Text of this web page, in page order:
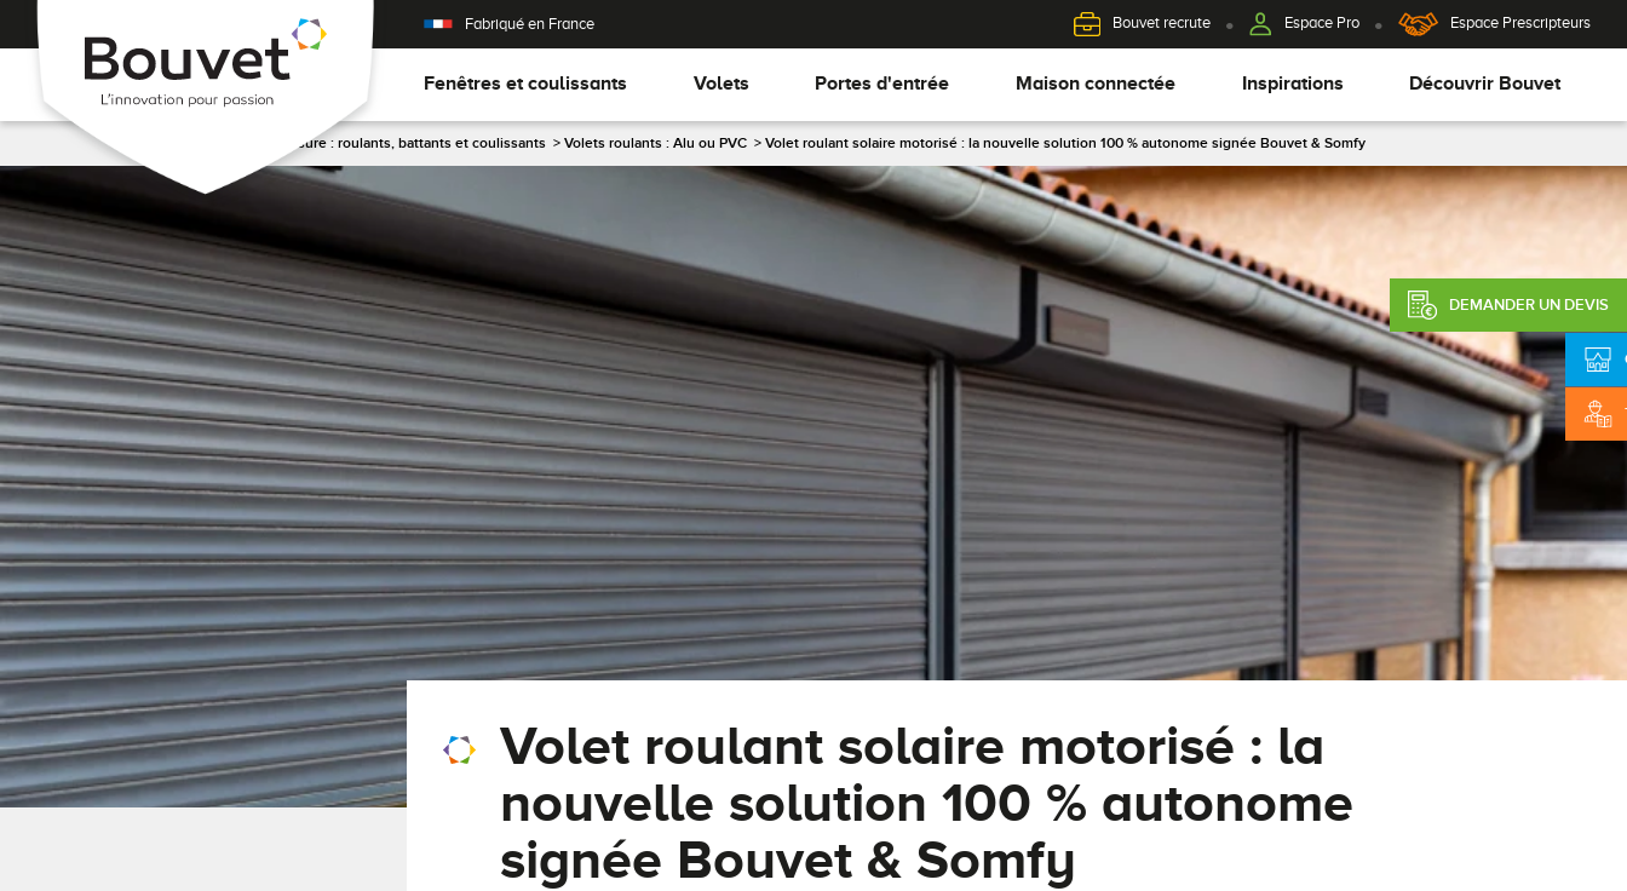
Fabriqué en France Bouvet recrute Espace Pro Espace Prescripteurs
Fenêtres et coulissants Volets Portes d'entrée Maison connectée Inspirations Découvrir Bouvet
DEMANDER UN DEVIS
Volets sur mesure : roulants, battants et coulissants > Volets roulants : Alu ou PVC > Volet roulant solaire motorisé : la nouvelle solution 100 % autonome signée Bouvet & Somfy
Volet roulant solaire motorisé : la
nouvelle solution 100 % autonome
signée Bouvet & Somfy